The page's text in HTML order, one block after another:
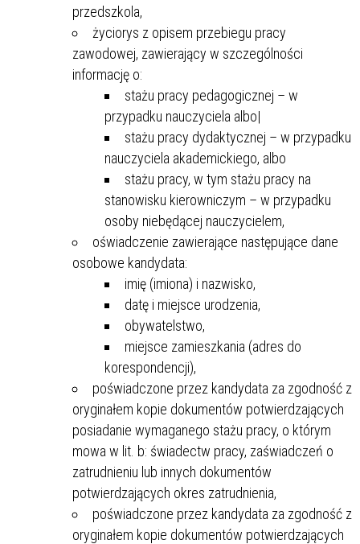
przedszkola,
życiorys z opisem przebiegu pracy
zawodowej, zawierający w szczególności
informację o:
stażu pracy pedagogicznej – w
przypadku nauczyciela albo|
stażu pracy dydaktycznej – w przypadku
nauczyciela akademickiego, albo
stażu pracy, w tym stażu pracy na
stanowisku kierowniczym – w przypadku
osoby niebędącej nauczycielem,
oświadczenie zawierające następujące dane
osobowe kandydata:
imię (imiona) i nazwisko,
datę i miejsce urodzenia,
obywatelstwo,
miejsce zamieszkania (adres do
korespondencji),
poświadczone przez kandydata za zgodność z
oryginałem kopie dokumentów potwierdzających
posiadanie wymaganego stażu pracy, o którym
mowa w lit. b: świadectw pracy, zaświadczeń o
zatrudnieniu lub innych dokumentów
potwierdzających okres zatrudnienia,
poświadczone przez kandydata za zgodność z
oryginałem kopie dokumentów potwierdzających